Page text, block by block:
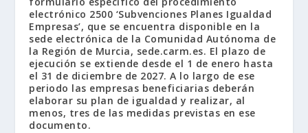
electrónico 2500 ‘Subvenciones Planes Igualdad
Empresas’, que se encuentra disponible en la
sede electrónica de la Comunidad Autónoma de
la Región de Murcia, sede.carm.es. El plazo de
ejecución se extiende desde el 1 de enero hasta
el 31 de diciembre de 2027. A lo largo de ese
periodo las empresas beneficiarias deberán
elaborar su plan de igualdad y realizar, al
menos, tres de las medidas previstas en ese
documento.